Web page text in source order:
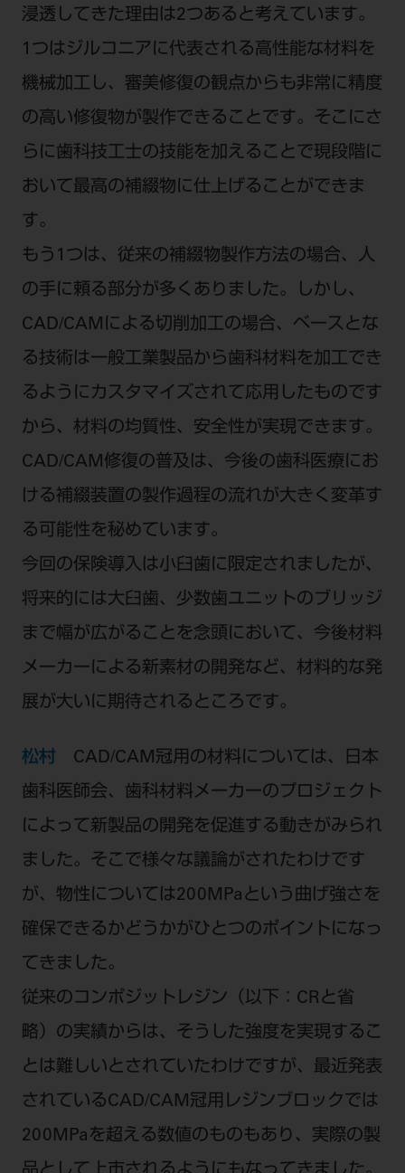
浸透してきた理由は2つあると考えています。
1つはジルコニアに代表される高性能な材料を
機械加工し、審美修復の観点からも非常に精度
の高い修復物が製作できることです。そこにさ
らに歯科技工士の技能を加えることで現段階に
おいて最高の補綴物に仕上げることができま
す。
もう1つは、従来の補綴物製作方法の場合、人
の手に頼る部分が多くありました。しかし、
CAD/CAMによる切削加工の場合、ベースとな
る技術は一般工業製品から歯科材料を加工でき
るようにカスタマイズされて応用したものです
から、材料の均質性、安全性が実現できます。
CAD/CAM修復の普及は、今後の歯科医療にお
ける補綴装置の製作過程の流れが大きく変革す
る可能性を秘めています。
今回の保険導入は小臼歯に限定されましたが、
将来的には大臼歯、少数歯ユニットのブリッジ
まで幅が広がることを念頭において、今後材料
メーカーによる新素材の開発など、材料的な発
展が大いに期待されるところです。
松村 CAD/CAM冠用の材料については、日本
歯科医師会、歯科材料メーカーのプロジェクト
によって新製品の開発を促進する動きがみられ
ました。そこで様々な議論がされたわけです
が、物性については200MPaという曲げ強さを
確保できるかどうかがひとつのポイントになっ
てきました。
従来のコンポジットレジン（以下：CRと省
略）の実績からは、そうした強度を実現するこ
とは難しいとされていたわけですが、最近発表
されているCAD/CAM冠用レジンブロックでは
200MPaを超える数値のものもあり、実際の製